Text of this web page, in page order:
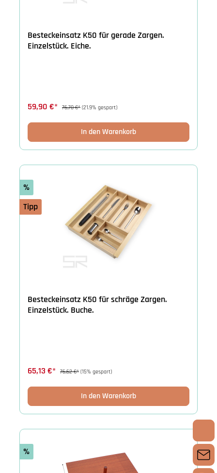
Besteckeinsatz K50 für gerade Zargen.
Einzelstück. Eiche.
59,90 €* 76,70 €* (21.9% gespart)
In den Warenkorb
%
Tipp
Besteckeinsatz K50 für schräge Zargen.
Einzelstück. Buche.
65,13 €* 76,62 €* (15% gespart)
In den Warenkorb
%